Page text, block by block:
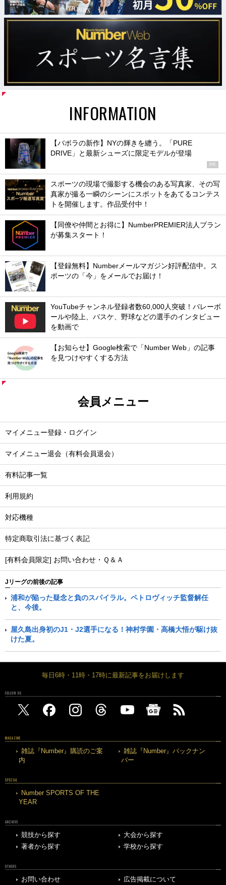
INFORMATION
【バボラの新作】NYの輝きを纏う。「PURE
DRIVE」と最新シューズに限定モデルが登場
PR
スポーツの現場で撮影する機会のある写真家、その写
真家が撮る一瞬のシーンにスポットをあてるコンテス
トを開催します。作品受付中！
【同僚や仲間とお得に】NumberPREMIER法人プラン
が募集スタート！
【登録無料】Numberメールマガジン好評配信中。ス
ポーツの「今」をメールでお届け！
YouTubeチャンネル登録者数60,000人突破！バレーボ
ールや陸上、バスケ、野球などの選手のインタビュー
を動画で
【お知らせ】Google検索で「Number Web」の記事
を見つけやすくする方法
会員メニュー
マイメニュー登録・ログイン
マイメニュー退会（有料会員退会）
有料記事一覧
利用規約
対応機種
特定商取引法に基づく表記
[有料会員限定] お問い合わせ・Ｑ＆Ａ
Jリーグの前後の記事
浦和が陥った疑念と負のスパイラル。ペトロヴィッチ監督解任
と、今後。
屋久島出身初のJ1・J2選手になる！神村学園・高橋大悟が駆け抜
けた夏。
毎日6時・11時・17時に最新記事をお届けします
FOLLOW US
MAGAZINE
雑誌『Number』購読のご案
内
雑誌『Number』バックナン
バー
SPECIAL
Number SPORTS OF THE
YEAR
ARCHIVE
競技から探す
大会から探す
著者から探す
学校から探す
OTHERS
お問い合わせ 広告掲載について